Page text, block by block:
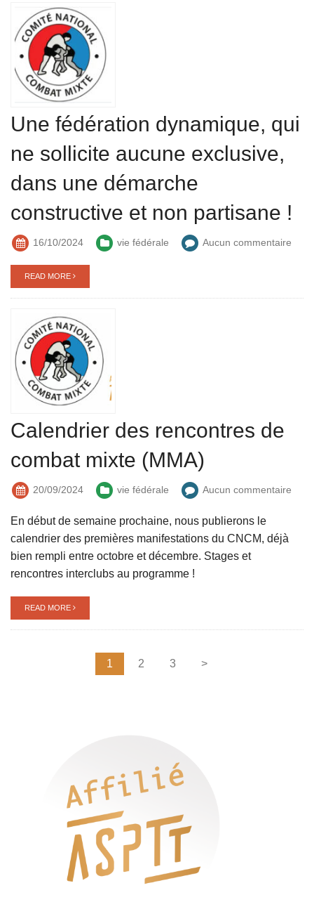
Une fédération dynamique, qui
ne sollicite aucune exclusive,
dans une démarche
constructive et non partisane !
16/10/2024 vie fédérale Aucun commentaire
READ MORE
Calendrier des rencontres de
combat mixte (MMA)
20/09/2024 vie fédérale Aucun commentaire
En début de semaine prochaine, nous publierons le
calendrier des premières manifestations du CNCM, déjà
bien rempli entre octobre et décembre. Stages et
rencontres interclubs au programme !
READ MORE
1 2 3 >